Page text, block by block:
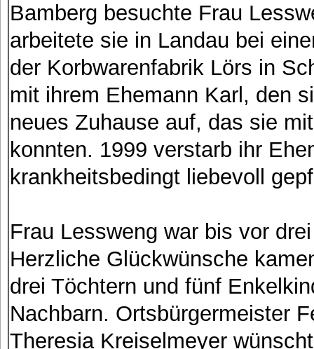
Bamberg besuchte Frau
arbeitete sie in Landau bei
der Korbwarenfabrik Lörs in
mit ihrem Ehemann Karl, den
neues Zuhause auf, das sie
konnten. 1999 verstarb ihr
krankheitsbedingt liebevoll
Frau Lessweng war bis vor
Herzliche Glückwünsche
drei Töchtern und fünf
Nachbarn. Ortsbürgermeister
Theresia Kreiselmeyer